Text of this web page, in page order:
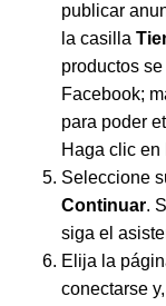
publicar
la casilla
productos
Facebook;
para poder
Haga clic en
Seleccione
Continuar.
siga el
Elija la
conectarse